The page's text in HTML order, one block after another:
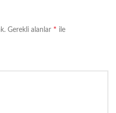
Gerekli alanlar * ile